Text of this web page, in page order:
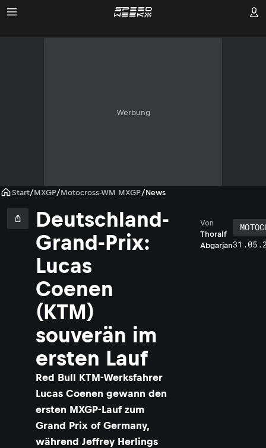
Werbung
Start/MXGP/Motocross-WM MXGP/News
Deutschland-
Grand-Prix:
Lucas
Coenen
(KTM)
souverän im
ersten Lauf
Red Bull KTM-Werksfahrer
Lucas Coenen gewann den
ersten MXGP-Lauf zum
Grand Prix of Germany,
während Jeffrey Herlings
Thoralf
Abgarjan
Von